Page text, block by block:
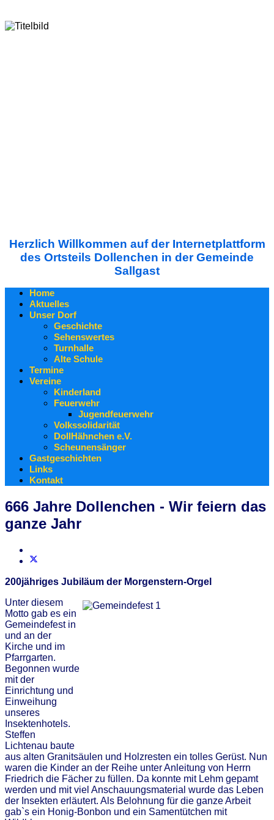
Herzlich Willkommen auf der Internetplattform
des Ortsteils Dollenchen in der Gemeinde
Sallgast
Home
Aktuelles
Unser Dorf
Geschichte
Sehenswertes
Turnhalle
Alte Schule
Termine
Vereine
Kinderland
Feuerwehr
Jugendfeuerwehr
Volkssolidarität
DollHähnchen e.V.
Scheunensänger
Gastgeschichten
Links
Kontakt
666 Jahre Dollenchen - Wir feiern das
ganze Jahr
200jähriges Jubiläum der Morgenstern-Orgel
Unter diesem
Motto gab es ein
Gemeindefest in
und an der
Kirche und im
Pfarrgarten.
Begonnen wurde
mit der
Einrichtung und
Einweihung
unseres
Insektenhotels.
Steffen
Lichtenau baute
aus alten Granitsäulen und Holzresten ein tolles Gerüst. Nun
waren die Kinder an der Reihe unter Anleitung von Herrn
Friedrich die Fächer zu füllen. Da konnte mit Lehm gepamt
werden und mit viel Anschauungsmaterial wurde das Leben
der Insekten erläutert. Als Belohnung für die ganze Arbeit
gab`s ein Honig-Bonbon und ein Samentütchen mit